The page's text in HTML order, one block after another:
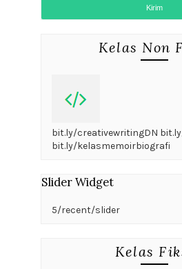
Kelas Non
bit.ly/creativewritingDN
bit.ly/kelasmemoirbiografi
Slider Widget
5/recent/slider
Kelas